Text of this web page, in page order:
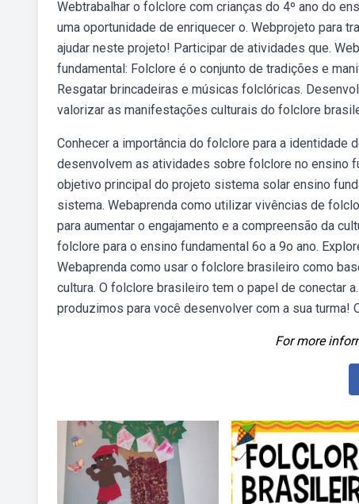
Webtrabalhar o folclore com crianças do 4º ano do
uma oportunidade de enriquecer o. Webprojeto para
ajudar neste projeto! Participar de atividades que.
fundamental: Folclore é o conjunto de tradições e
Resgatar brincadeiras e músicas folclóricas.
valorizar as manifestações culturais do folclore
Conhecer a importância do folclore para a
desenvolvem as atividades sobre folclore no ensino
objetivo principal do projeto sistema solar ensino
sistema. Webaprenda como utilizar vivências de
para aumentar o engajamento e a compreensão da
folclore para o ensino fundamental 6o a 9o ano.
Webaprenda como usar o folclore brasileiro como
cultura. O folclore brasileiro tem o papel de conectar
produzimos para você desenvolver com a sua turma!
For more